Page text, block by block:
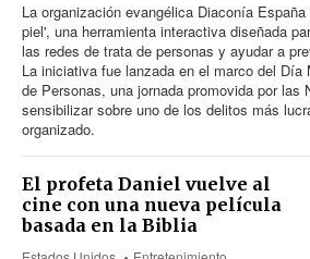
La organización evangélica Diaconía
piel', una herramienta interactiva diseñada
las redes de trata de personas y ayudar a
La iniciativa fue lanzada en el marco del Día
de Personas, una jornada promovida por las
sensibilizar sobre uno de los delitos más
organizado.
El profeta Daniel vuelve al
cine con una nueva película
basada en la Biblia